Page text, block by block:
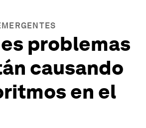
problemas
causando
en el